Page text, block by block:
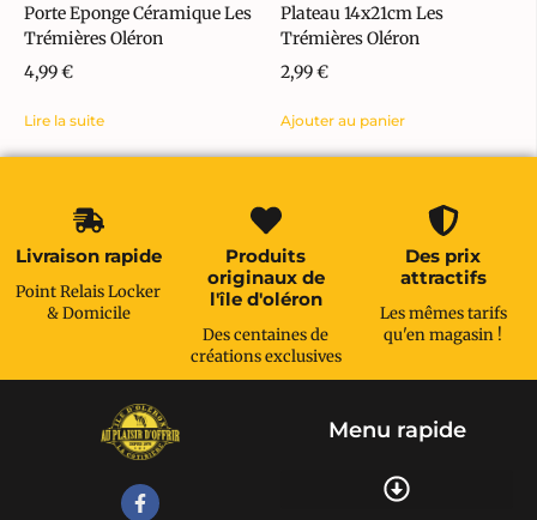
Porte Eponge Céramique Les
Trémières Oléron
4,99€
Lire la suite
Plateau 14x21cm Les
Trémières Oléron
2,99€
Ajouter au panier
Livraison rapide
Point Relais Locker
& Domicile
Produits
originaux de
l'île d'oléron
Des centaines de
créations exclusives
Des prix
attractifs
Les mêmes tarifs
qu'en magasin !
Menu rapide